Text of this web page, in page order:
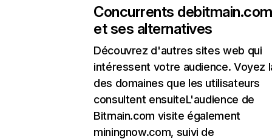
Concurrents de
et ses alternatives
Découvrez d'autres sites web qui
intéressent votre audience. Voyez
des domaines que les utilisateurs
consultent ensuiteL'audience de
Bitmain.com visite également
miningnow.com, suivi de